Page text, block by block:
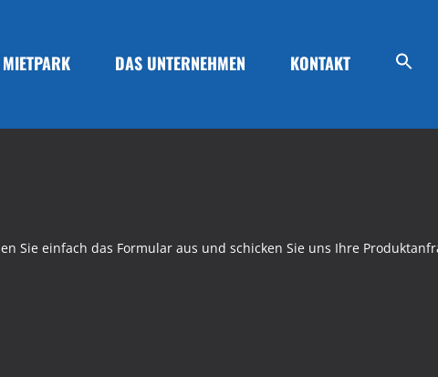
MIETPARK DAS UNTERNEHMEN KONTAKT
Sie einfach das Formular aus und schicken Sie uns Ihre